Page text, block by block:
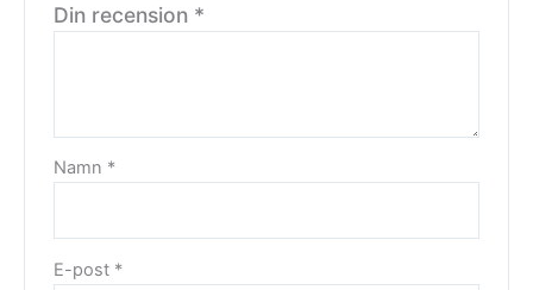
Din recension *
Namn *
E-post *